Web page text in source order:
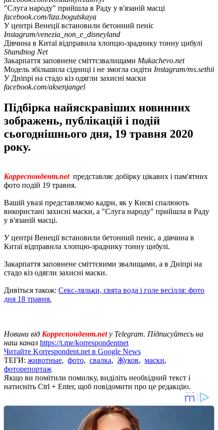
"Слуга народу" прийшла в Раду у в'язаній масці
facebook.com/liza.bogutskaya
У центрі Венеції встановили бетонний пеніс
Instagram/venezia_non_e_disneyland
Дівчина в Китаї відправила хлопцю-зраднику тонну цибулі
Shandnog Net
Закарпаття заповнене сміттєзвалищами Mukachevo.net
Модель збільшила сідниці і не змогла сидіти Instagram/ms.sethii
У Дніпрі на стадо кіз одягли захисні маски
facebook.com/aksenjangel
Підбірка найяскравіших новинних
зображень, публікацій і подій
сьогоднішнього дня, 19 травня 2020
року.
Корреспондент.net представляє добірку цікавих і пам'ятних
фото подій 19 травня.
Вашій увазі представляємо кадри, як у Києві спалюють
використані захисні маски, а "Слуга народу" прийшла в Раду
у в'язаній масці.
У центрі Венеції встановили бетонний пеніс, а дівчина в
Китаї відправила хлопцю-зраднику тонну цибулі.
Закарпаття заповнене сміттєвими звалищами, а в Дніпрі на
стадо кіз одягли захисні маски.
Дивіться також: Секс-ляльки, свята вода і голе весілля: фото
дня 18 травня.
Новини від Корреспондент.net у Telegram. Підписуйтесь на
наш канал https://t.me/korrespondentnet
Читайте Korrespondent.net в Google News
ТЕГИ: животные, фото, свалка, Жуков, маски,
фоторепортаж
Якщо ви помітили помилку, виділіть необхідний текст і
натисніть Ctrl + Enter, щоб повідомити про це редакцію.